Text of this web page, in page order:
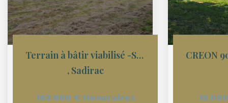
Terrain à bâtir viabilisé -SADIRAC (33670) - 870 m2
, Sadirac
162 800 € Honoraires
15